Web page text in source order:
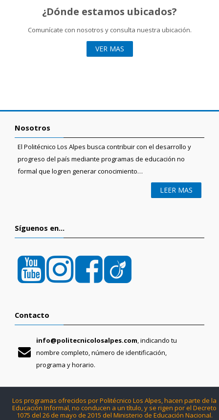
¿Dónde estamos ubicados?
Comunícate con nosotros y consulta nuestra ubicación.
VER MAS
Nosotros
El Politécnico Los Alpes busca contribuir con el desarrollo y
progreso del país mediante programas de educación no
formal que logren generar conocimiento…
LEER MAS
Síguenos en...
Contacto
info@politecnicolosalpes.com, indicando tu
nombre completo, número de identificación,
programa y horario.
Los programas ofrecidos por Politécnico Los Alpes, hacen parte de la
Educación Informal, no conducen a un título, y se rigen por el Decreto
1075 del 26 de mayo de 2015 del Ministerio de Educación Nacional.